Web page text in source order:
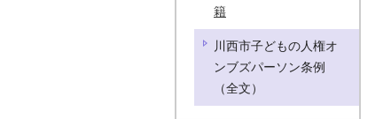
籍
川西市子どもの人権オ
ンブズパーソン条例
（全文）